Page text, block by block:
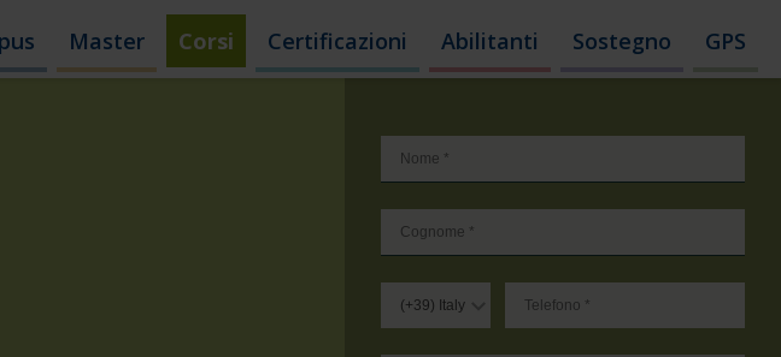
Master Corsi Certificazioni Abilitanti Sostegno GPS